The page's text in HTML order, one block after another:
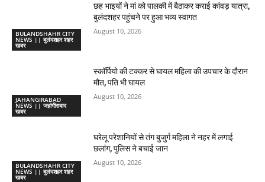
BULANDSHAHR CITY
NEWS || बुलंदशहर शहर
खबर
छह भाइयों ने मां को पालकी में बैठाकर कराई कांवड़ यात्रा,
बुलंदशहर पहुंचने पर हुआ भव्य स्वागत
August 10, 2026
JAHANGIRABAD
NEWS || जहांगीराबाद
खबर
स्कॉर्पियो की टक्कर से घायल महिला की उपचार के दौरान
मौत, पति भी घायल
August 10, 2026
BULANDSHAHR CITY
NEWS || बुलंदशहर शहर
खबर
घरेलू परेशानियों से तंग बुजुर्ग महिला ने नहर में लगाई
छलांग, पुलिस ने बचाई जान
August 10, 2026